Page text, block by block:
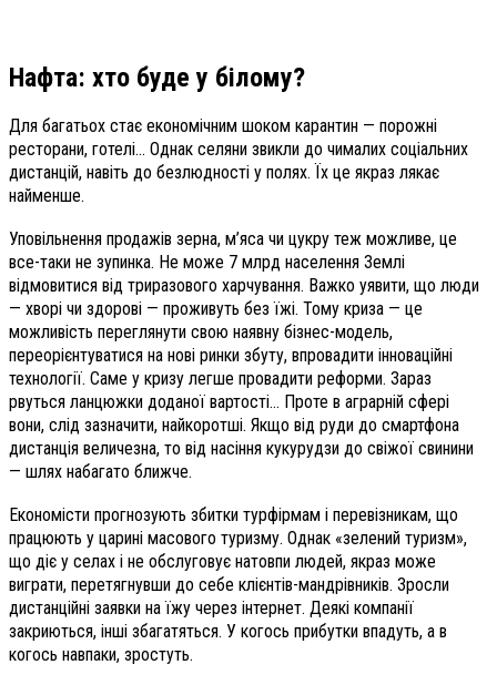
Нафта: хто буде у білому?
Для багатьох стає економічним шоком карантин — порожні
ресторани, готелі... Однак селяни звикли до чималих соціальних
дистанцій, навіть до безлюдності у полях. Їх це якраз лякає
найменше.
Уповільнення продажів зерна, м’яса чи цукру теж можливе, це
все-таки не зупинка. Не може 7 млрд населення Землі
відмовитися від триразового харчування. Важко уявити, що люди
— хворі чи здорові — проживуть без їжі. Тому криза — це
можливість переглянути свою наявну бізнес-модель,
переорієнтуватися на нові ринки збуту, впровадити інноваційні
технології. Саме у кризу легше провадити реформи. Зараз
рвуться ланцюжки доданої вартості… Проте в аграрній сфері
вони, слід зазначити, найкоротші. Якщо від руди до смартфона
дистанція величезна, то від насіння кукурудзи до свіжої свинини
— шлях набагато ближче.
Економісти прогнозують збитки турфірмам і перевізникам, що
працюють у царині масового туризму. Однак «зелений туризм»,
що діє у селах і не обслуговує натовпи людей, якраз може
виграти, перетягнувши до себе клієнтів-мандрівників. Зросли
дистанційні заявки на їжу через інтернет. Деякі компанії
закриються, інші збагатяться. У когось прибутки впадуть, а в
когось навпаки, зростуть.